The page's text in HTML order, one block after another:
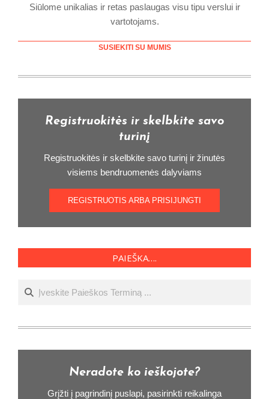
Siūlome unikalias ir retas paslaugas visu tipu verslui ir
vartotojams.
SUSIEKITI SU MUMIS
Registruokitės ir skelbkite savo
turinį
Registruokitės ir skelbkite savo turinį ir žinutės
visiems bendruomenės dalyviams
REGISTRUOTIS ARBA PRISIJUNGTI
PAIEŠKA….
Ieškoti
Neradote ko ieškojote?
Grįžti į pagrindinį puslapi, pasirinkti reikalinga